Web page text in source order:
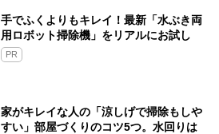
手でふくよりもキレイ！最新「水ぶき両
用ロボット掃除機」をリアルにお試し
PR
家がキレイな人の「涼しげで掃除もしや
すい」部屋づくりのコツ5つ。水回りは